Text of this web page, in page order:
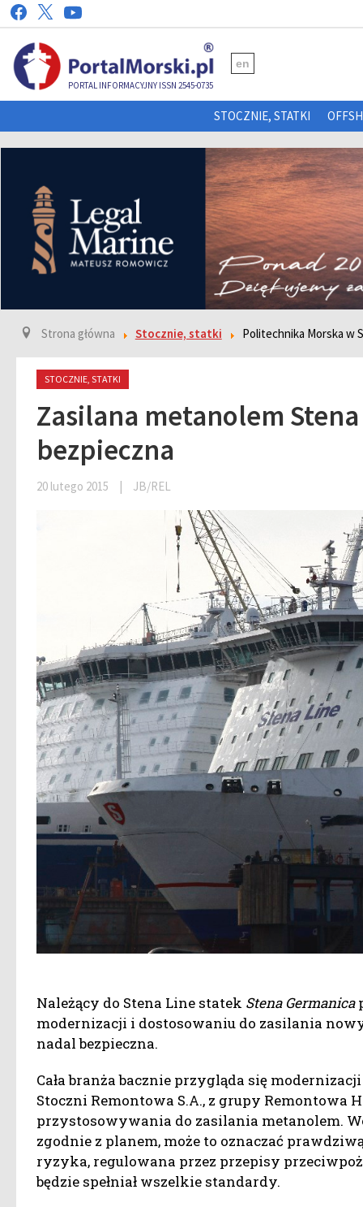
PORTAL INFORMACYJNY ISSN 2545-0735
en
STOCZNIE, STATKI
Strona główna Stocznie, statki Politechnika Morska w
STOCZNIE, STATKI
Zasilana metanolem
bezpieczna
20 lutego 2015 | JB/REL
Należący do Stena Line statek Stena Germanica
modernizacji i dostosowaniu do zasilania
nadal bezpieczna.
Cała branża bacznie przygląda się
Stoczni Remontowa S.A., z grupy Remontowa
przystosowywania do zasilania metanolem.
zgodnie z planem, może to oznaczać
ryzyka, regulowana przez przepisy
będzie spełniał wszelkie standardy.